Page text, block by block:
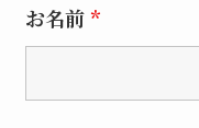
お名前 *